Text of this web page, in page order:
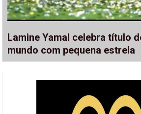
Lamine Yamal celebra título
mundo com pequena estrela